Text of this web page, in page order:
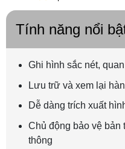
Tính năng nổi
Ghi hình sắc nét,
Lưu trữ và xem lại
Dễ dàng trích xuất
Chủ động bảo vệ
thông